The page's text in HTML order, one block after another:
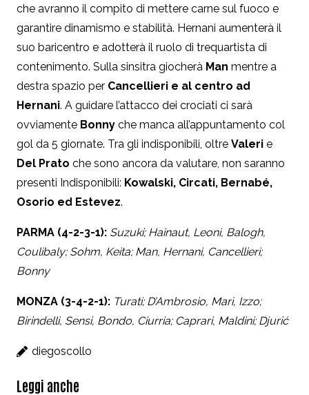
che avranno il compito di mettere carne sul fuoco e
garantire dinamismo e stabilità. Hernani aumenterà il
suo baricentro e adotterà il ruolo di trequartista di
contenimento. Sulla sinsitra giocherà Man mentre a
destra spazio per Cancellieri e al centro ad
Hernani. A guidare l’attacco dei crociati ci sarà
ovviamente Bonny che manca all’appuntamento col
gol da 5 giornate. Tra gli indisponibili, oltre Valeri e
Del Prato che sono ancora da valutare, non saranno
presenti Indisponibili: Kowalski, Circati, Bernabé,
Osorio ed Estevez.
PARMA (4-2-3-1): Suzuki; Hainaut, Leoni, Balogh,
Coulibaly; Sohm, Keita; Man, Hernani, Cancellieri;
Bonny
MONZA (3-4-2-1): Turati; D’Ambrosio, Marì, Izzo;
Birindelli, Sensi, Bondo, Ciurria; Caprari, Maldini; Djurić
diegoscollo
Leggi anche